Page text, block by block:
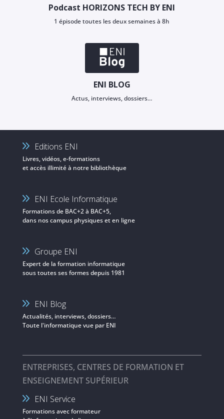
Podcast HORIZONS TECH BY ENI
1 épisode toutes les deux semaines à 8h
ENI BLOG
Actus, interviews, dossiers…
Editions ENI
Livres, vidéos, e-formations
et accès illimité à notre bibliothèque
ENI Ecole Informatique
Formations de BAC+2 à BAC+5,
dans nos campus physiques et en ligne
Groupe ENI
Expert de la formation informatique
sous toutes ses formes depuis 1981
ENI Blog
Actualités, interviews, dossiers…
Toute l'informatique vue par ENI
ENTREPRISES, CENTRES DE FORMATION ET
ENSEIGNEMENT SUPÉRIEUR
ENI Service
Formations avec formateur